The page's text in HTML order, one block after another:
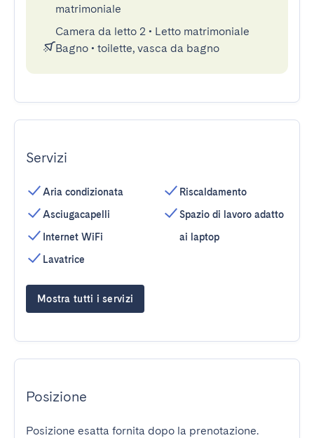
matrimoniale
Camera da letto 2 • Letto matrimoniale
Bagno • toilette, vasca da bagno
Servizi
Aria condizionata
Asciugacapelli
Internet WiFi
Lavatrice
Riscaldamento
Spazio di lavoro adatto
ai laptop
Mostra tutti i servizi
Posizione
Posizione esatta fornita dopo la prenotazione.